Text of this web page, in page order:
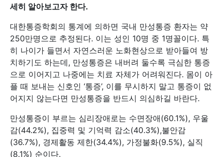
세히 알아보고자 한다.
대한통증학회의 통계에 의하면 국내 만성통증 환자는 약
250만명으로 추정된다. 이는 성인 10명 중 1명꼴이다. 특
히 나이가 들면서 자연스러운 노화현상으로 받아들여 방
치하기도 하는데, 만성통증은 내버려 둘수록 극심한 통증
으로 이어지고 나중에는 치료 자체가 어려워진다. 몸이 아
플 때 보내는 신호인 ‘통증’, 이를 무시하지 말고 통증이 없
어지지 않는다면 만성통증을 반드시 의심하길 바란다.
만성통증이 부르는 심리장애로는 수면장애(60.1%), 우울
감(44.2%), 집중력 및 기억력 감소(40.3%),불안감
(36.7%), 경제활동 제한(34.4%), 가정불화(9.5%), 실직
(8.1%) 순이다.